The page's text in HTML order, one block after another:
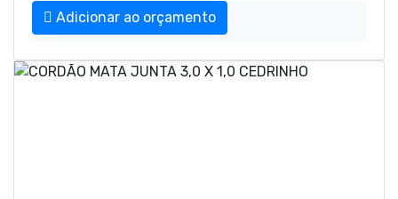
Adicionar ao orçamento